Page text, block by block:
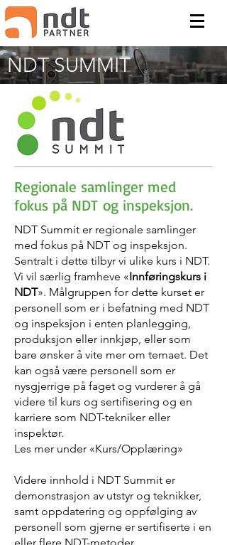
NDT SUMMIT
Regionale samlinger med
fokus på NDT og inspeksjon.
NDT Summit er regionale samlinger
med fokus på NDT og inspeksjon.
Sentralt i dette tilbyr vi ulike kurs i NDT.
Vi vil særlig framheve «Innføringskurs i
NDT». Målgruppen for dette kurset er
personell som er i befatning med NDT
og inspeksjon i enten planlegging,
produksjon eller innkjøp, eller som
bare ønsker å vite mer om temaet. Det
kan også være personell som er
nysgjerrige på faget og vurderer å gå
videre til kurs og sertifisering og en
karriere som NDT-tekniker eller
inspektør.
Les mer under «Kurs/Opplæring»
Videre innhold i NDT Summit er
demonstrasjon av utstyr og teknikker,
samt oppdatering og oppfølging av
personell som gjerne er sertifiserte i en